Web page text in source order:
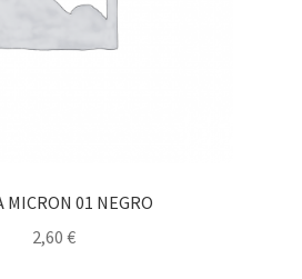
MICRON 01 NEGRO
2,60 €